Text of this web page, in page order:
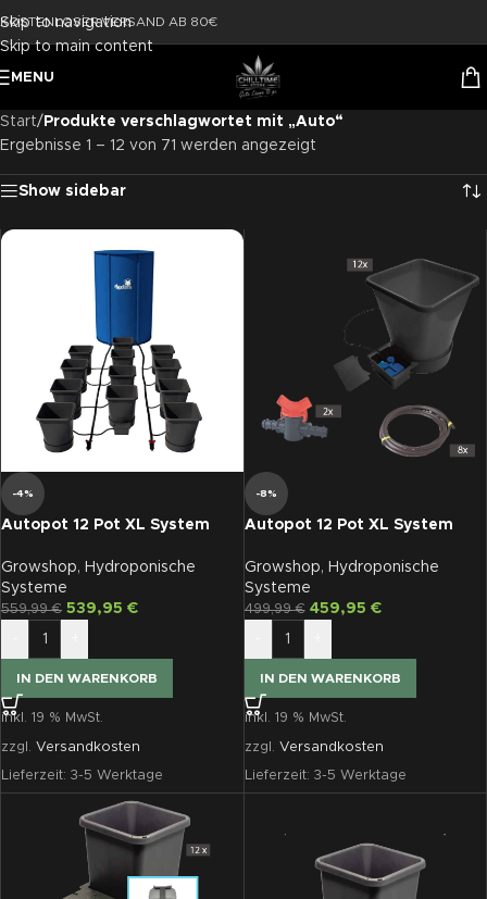
Skip to navigation
Skip to main content
KOSTENLOSER VERSAND AB 80€
MENU
Start/ Produkte verschlagwortet mit „Auto“
Ergebnisse 1 – 12 von 71 werden angezeigt
Show sidebar
-4%
Autopot 12 Pot XL System
Growshop, Hydroponische
Systeme
559,99€ 539,95 €
IN DEN WARENKORB
inkl. 19 % MwSt.
zzgl. Versandkosten
Lieferzeit: 3-5 Werktage
-8%
Autopot 12 Pot XL System
Growshop, Hydroponische
Systeme
499,99€ 459,95 €
IN DEN WARENKORB
inkl. 19 % MwSt.
zzgl. Versandkosten
Lieferzeit: 3-5 Werktage